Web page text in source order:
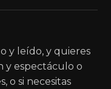
y leído, y quieres
y espectáculo o
o si necesitas